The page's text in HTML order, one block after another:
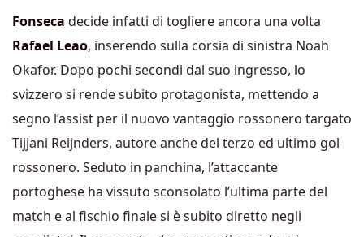
Fonseca decide infatti di togliere ancora una volta
Rafael Leao, inserendo sulla corsia di sinistra Noah
Okafor. Dopo pochi secondi dal suo ingresso, lo
svizzero si rende subito protagonista, mettendo a
segno l’assist per il nuovo vantaggio rossonero targato
Tijjani Reijnders, autore anche del terzo ed ultimo gol
rossonero. Seduto in panchina, l’attaccante
portoghese ha vissuto sconsolato l’ultima parte del
match e al fischio finale si è subito diretto negli